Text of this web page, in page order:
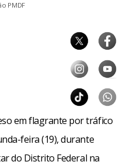
PMDF
em flagrante por tráfico
feira (19), durante
do Distrito Federal na